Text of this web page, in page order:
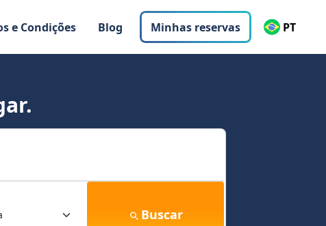
e Condições Blog Minhas reservas PT
Buscar